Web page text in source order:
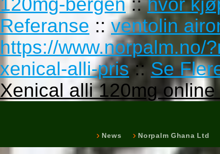
Referanse ::ventolin
https://www.norpalm.no/
xenical-alli-pris:: Se
Xenical alli 120mg
News Norpalm Ghana Ltd